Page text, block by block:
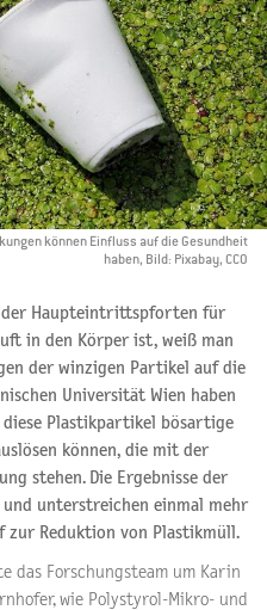
können Einfluss auf die Gesundheit
haben, Bild: Pixabay, CCO
der Haupteintrittspforten für
in den Körper ist, weiß man
der winzigen Partikel auf die
Universität Wien haben
diese Plastikpartikel bösartige
können, die mit der
stehen. Die Ergebnisse der
unterstreichen einmal mehr
zur Reduktion von Plastikmüll.
das Forschungsteam um Karin
wie Polystyrol-Mikro- und